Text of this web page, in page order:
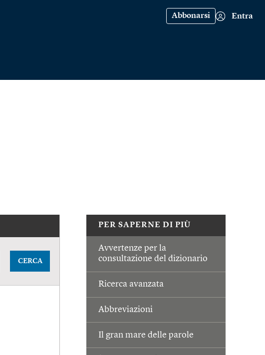
Abbonarsi Entra
PER SAPERNE DI PIÙ
Avvertenze per la
consultazione del dizionario
Ricerca avanzata
Abbreviazioni
Il gran mare delle parole
CERCA